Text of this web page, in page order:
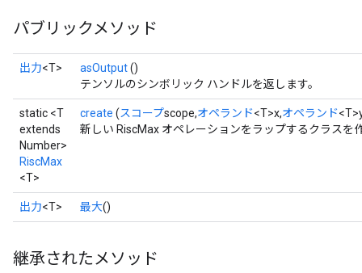
パブリックメソッド
出力<T> asOutput()
テンソルのシンボリック ハンドルを返します。
static <T
extends
Number>
RiscMax
<T>
create (スコープscope,オペランド<T>x,オペランド
新しい RiscMax オペレーションをラップするクラスを
出力<T> 最大()
継承されたメソッド